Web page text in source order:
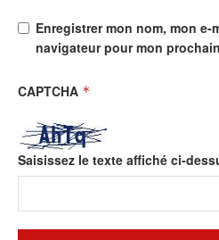
Enregistrer mon nom, mon
navigateur pour mon
CAPTCHA *
Saisissez le texte affiché ci-